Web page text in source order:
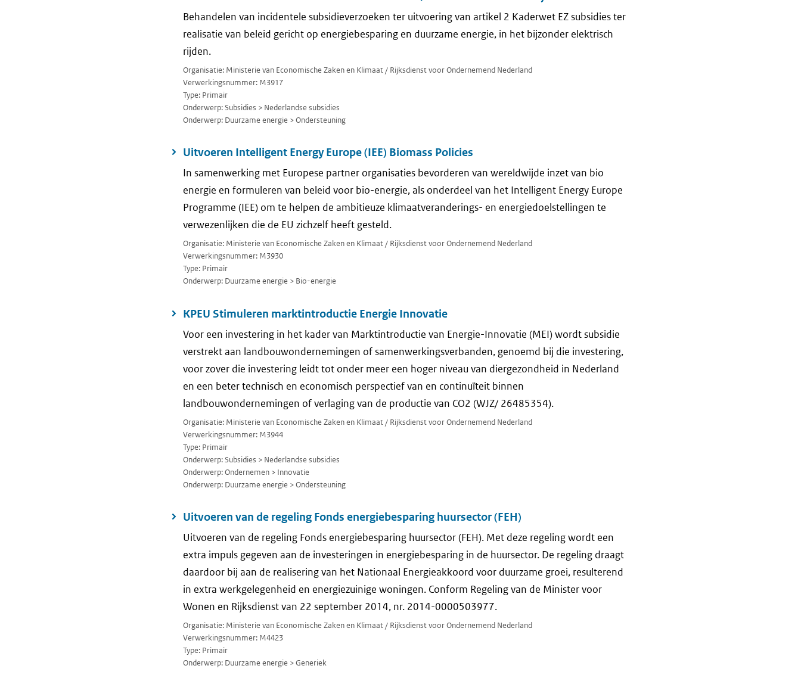
Behandelen van incidentele subsidieverzoeken ter uitvoering van artikel 2 Kaderwet EZ subsidies ter
realisatie van beleid gericht op energiebesparing en duurzame energie, in het bijzonder elektrisch
rijden.
Organisatie: Ministerie van Economische Zaken en Klimaat / Rijksdienst voor Ondernemend Nederland
Verwerkingsnummer: M3917
Type: Primair
Onderwerp: Subsidies > Nederlandse subsidies
Onderwerp: Duurzame energie > Ondersteuning
Uitvoeren Intelligent Energy Europe (IEE) Biomass Policies
In samenwerking met Europese partner organisaties bevorderen van wereldwijde inzet van bio
energie en formuleren van beleid voor bio-energie, als onderdeel van het Intelligent Energy Europe
Programme (IEE) om te helpen de ambitieuze klimaatveranderings- en energiedoelstellingen te
verwezenlijken die de EU zichzelf heeft gesteld.
Organisatie: Ministerie van Economische Zaken en Klimaat / Rijksdienst voor Ondernemend Nederland
Verwerkingsnummer: M3930
Type: Primair
Onderwerp: Duurzame energie > Bio-energie
KPEU Stimuleren marktintroductie Energie Innovatie
Voor een investering in het kader van Marktintroductie van Energie-Innovatie (MEI) wordt subsidie
verstrekt aan landbouwondernemingen of samenwerkingsverbanden, genoemd bij die investering,
voor zover die investering leidt tot onder meer een hoger niveau van diergezondheid in Nederland
en een beter technisch en economisch perspectief van en continuïteit binnen
landbouwondernemingen of verlaging van de productie van CO2 (WJZ/ 26485354).
Organisatie: Ministerie van Economische Zaken en Klimaat / Rijksdienst voor Ondernemend Nederland
Verwerkingsnummer: M3944
Type: Primair
Onderwerp: Subsidies > Nederlandse subsidies
Onderwerp: Ondernemen > Innovatie
Onderwerp: Duurzame energie > Ondersteuning
Uitvoeren van de regeling Fonds energiebesparing huursector (FEH)
Uitvoeren van de regeling Fonds energiebesparing huursector (FEH). Met deze regeling wordt een
extra impuls gegeven aan de investeringen in energiebesparing in de huursector. De regeling draagt
daardoor bij aan de realisering van het Nationaal Energieakkoord voor duurzame groei, resulterend
in extra werkgelegenheid en energiezuinige woningen. Conform Regeling van de Minister voor
Wonen en Rijksdienst van 22 september 2014, nr. 2014-0000503977.
Organisatie: Ministerie van Economische Zaken en Klimaat / Rijksdienst voor Ondernemend Nederland
Verwerkingsnummer: M4423
Type: Primair
Onderwerp: Duurzame energie > Generiek